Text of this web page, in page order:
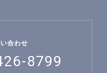
合わせ
8799